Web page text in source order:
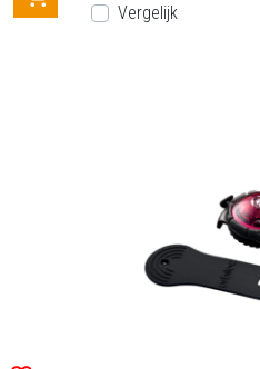
Vergelijk